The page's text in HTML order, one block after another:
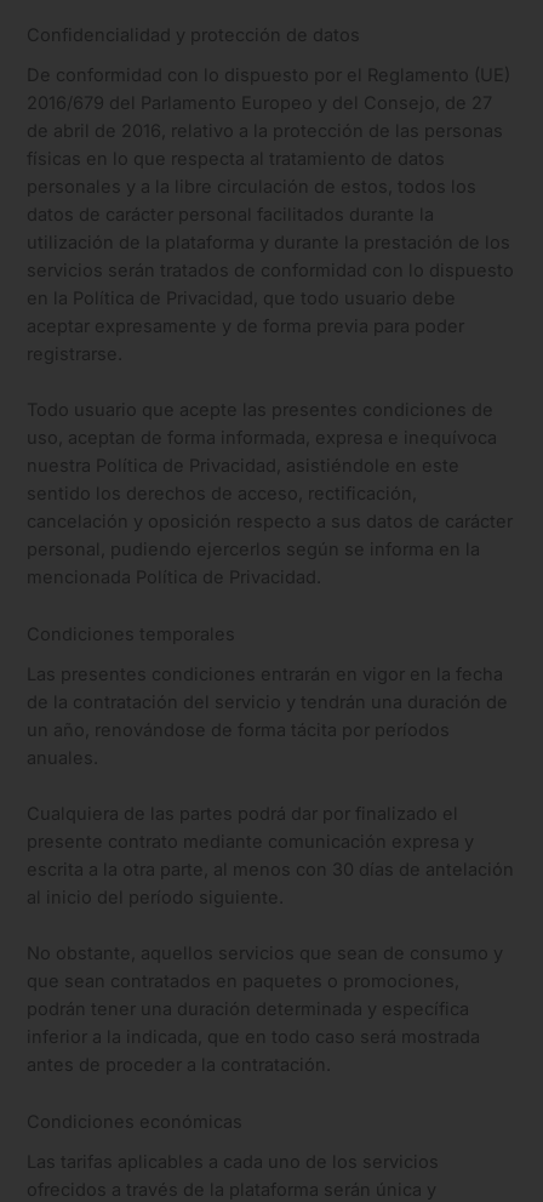
Confidencialidad y protección de datos
De conformidad con lo dispuesto por el Reglamento (UE)
2016/679 del Parlamento Europeo y del Consejo, de 27
de abril de 2016, relativo a la protección de las personas
físicas en lo que respecta al tratamiento de datos
personales y a la libre circulación de estos, todos los
datos de carácter personal facilitados durante la
utilización de la plataforma y durante la prestación de los
servicios serán tratados de conformidad con lo dispuesto
en la Política de Privacidad, que todo usuario debe
aceptar expresamente y de forma previa para poder
registrarse.
Todo usuario que acepte las presentes condiciones de
uso, aceptan de forma informada, expresa e inequívoca
nuestra Política de Privacidad, asistiéndole en este
sentido los derechos de acceso, rectificación,
cancelación y oposición respecto a sus datos de carácter
personal, pudiendo ejercerlos según se informa en la
mencionada Política de Privacidad.
Condiciones temporales
Las presentes condiciones entrarán en vigor en la fecha
de la contratación del servicio y tendrán una duración de
un año, renovándose de forma tácita por períodos
anuales.
Cualquiera de las partes podrá dar por finalizado el
presente contrato mediante comunicación expresa y
escrita a la otra parte, al menos con 30 días de antelación
al inicio del período siguiente.
No obstante, aquellos servicios que sean de consumo y
que sean contratados en paquetes o promociones,
podrán tener una duración determinada y específica
inferior a la indicada, que en todo caso será mostrada
antes de proceder a la contratación.
Condiciones económicas
Las tarifas aplicables a cada uno de los servicios
ofrecidos a través de la plataforma serán única y